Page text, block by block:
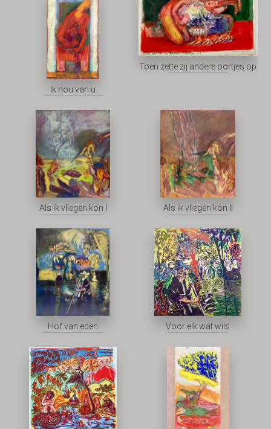
Ik hou van u
Toen zette zij andere oortjes op
Als ik vliegen kon I Als ik vliegen kon II
Hof van eden Voor elk wat wils